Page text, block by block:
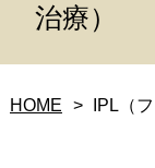
治療）
HOME IPL（